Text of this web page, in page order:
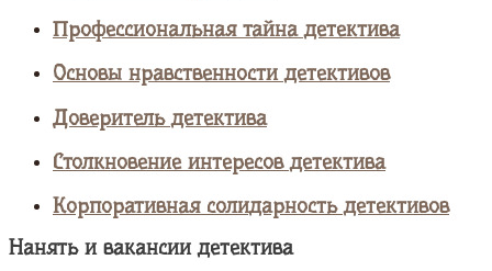
Профессиональная тайна детектива
Основы нравственности детективов
Доверитель детектива
Столкновение интересов детектива
Корпоративная солидарность детективов
Нанять и вакансии детектива